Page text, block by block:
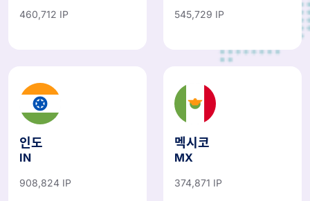
460,712 IP 545,729 IP
인도
IN
908,824 IP
멕시코
MX
374,871 IP